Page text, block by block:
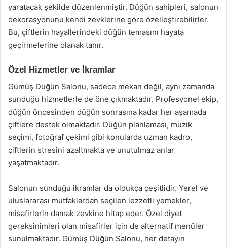
yaratacak şekilde düzenlenmiştir. Düğün sahipleri, salonun
dekorasyonunu kendi zevklerine göre özelleştirebilirler.
Bu, çiftlerin hayallerindeki düğün temasını hayata
geçirmelerine olanak tanır.
Özel Hizmetler ve İkramlar
Gümüş Düğün Salonu, sadece mekan değil, aynı zamanda
sunduğu hizmetlerle de öne çıkmaktadır. Profesyonel ekip,
düğün öncesinden düğün sonrasına kadar her aşamada
çiftlere destek olmaktadır. Düğün planlaması, müzik
seçimi, fotoğraf çekimi gibi konularda uzman kadro,
çiftlerin stresini azaltmakta ve unutulmaz anlar
yaşatmaktadır.
Salonun sunduğu ikramlar da oldukça çeşitlidir. Yerel ve
uluslararası mutfaklardan seçilen lezzetli yemekler,
misafirlerin damak zevkine hitap eder. Özel diyet
gereksinimleri olan misafirler için de alternatif menüler
sunulmaktadır. Gümüş Düğün Salonu, her detayın